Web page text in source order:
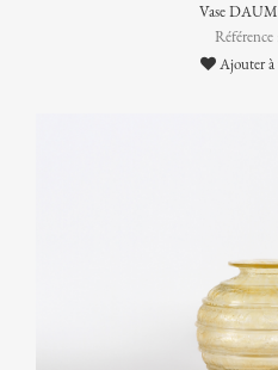
Vase
Référence
Ajouter à